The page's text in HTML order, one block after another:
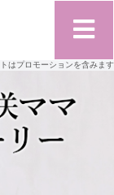
はプロモーションを含みます